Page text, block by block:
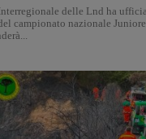
delle Lnd ha
campionato nazionale